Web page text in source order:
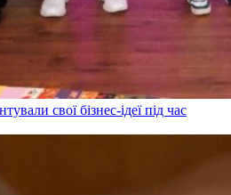
свої бізнес-ідеї під час